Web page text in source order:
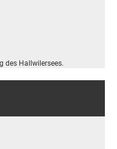
des Hallwilersees.